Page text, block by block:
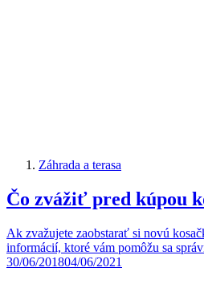
Záhrada a terasa
Čo zvážiť pred kúpou
Ak zvažujete zaobstarať si novú
informácií, ktoré vám pomôžu sa
30/06/201804/06/2021